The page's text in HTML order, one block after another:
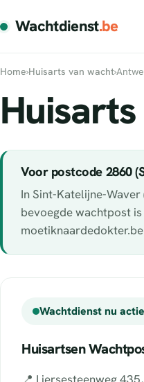
Wachtdienst.be
Home›Huisarts van wacht›
Voor postcode 2860
In Sint-Katelijne-
bevoegde wachtpost
Wachtdienst nu
Huisartsen